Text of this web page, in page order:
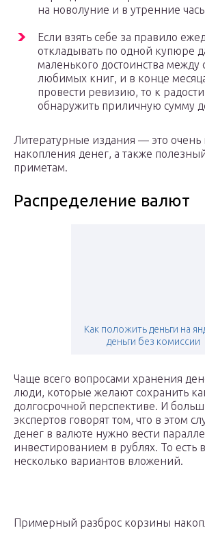
на новолуние и в утренние
Если взять себе за правило
откладывать по одной купюре
маленького достоинства между
любимых книг, и в конце
провести ревизию, то к
обнаружить приличную сумму
Литературные издания — это очень
накопления денег, а также
приметам.
Распределение валют
Как положить деньги на
деньги без комиссии
Чаще всего вопросами хранения
люди, которые желают сохранить
долгосрочной перспективе. И
экспертов говорят том, что в этом
денег в валюте нужно вести
инвестированием в рублях. То есть
несколько вариантов вложений.
Примерный разброс корзины